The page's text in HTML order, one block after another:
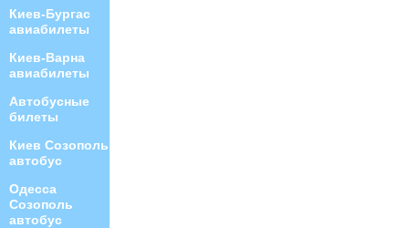
Киев-Бургас
авиабилеты
Киев-Варна
авиабилеты
Автобусные
билеты
Киев Созополь
автобус
Одесса
Созополь
автобус